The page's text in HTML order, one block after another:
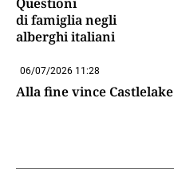
di famiglia negli
alberghi italiani
06/07/2026 11:28
Alla fine vince Castlelake